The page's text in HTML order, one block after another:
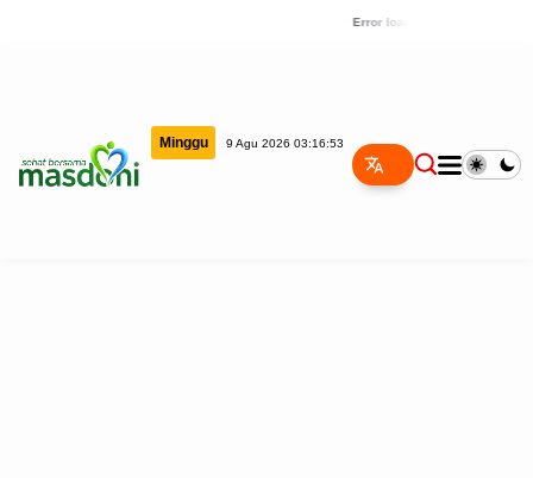
Error loading news
Minggu 9 Agu 2026 03:16:53